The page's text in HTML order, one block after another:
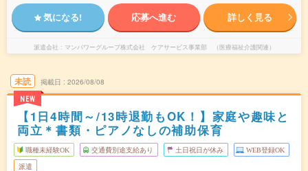
気になる! 応募へ進む 詳しく見る
派遣会社 マンパワーグループ株式会社 ケアサービス事業部 （医療福祉介護関連）
未読
NEW
掲載日 2026/08/08
【1日4時間～/13時退勤もOK！】家庭や趣味と
両立＊書類・ピアノなしの補助保育
職種未経験OK 交通費別途支給あり 土日祝日が休み WEB登録OK
派遣